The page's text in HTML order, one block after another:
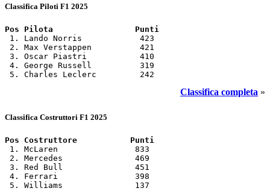
Classifica Piloti F1 2025
Pos Pilota                 Punti
1. Lando Norris            423
2. Max Verstappen          421
3. Oscar Piastri           410
4. George Russell          319
5. Charles Leclerc         242
Classifica completa »
Classifica Costruttori F1 2025
Pos Costruttore           Punti
1. McLaren                833
2. Mercedes               469
3. Red Bull               451
4. Ferrari                398
5. Williams               137